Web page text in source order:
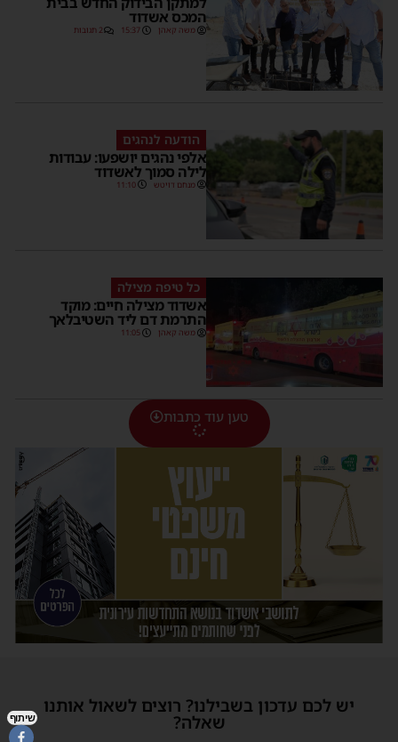
המכס אשדוד
משה קאהן 15:37 2 תגובות
הודעה לנהגים
אלפי נהגים יושפעו: עבודות
לילה סמוך לאשדוד
מנחם דויטש 11:10
כל טיפה מצילה
אשדוד מצילה חיים: מוקד
התרמת דם ליד השטיבלאך
משה קאהן 11:05
טען עוד כתבות
יש לכם עדכון בשבילנו? רוצים לשאול אותנו
שאלה? שיתוף